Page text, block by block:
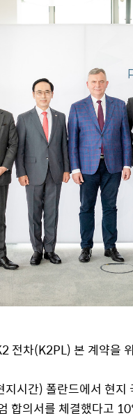
전차(K2PL) 본 계약을
시간) 폴란드에서 현지
합의서를 체결했다고